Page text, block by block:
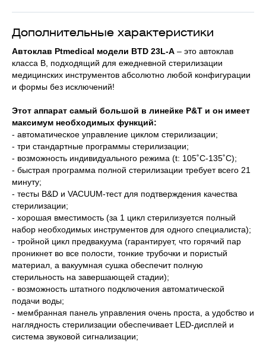
Дополнительные характеристики
Автоклав Ptmedical модели BTD 23L-A – это автоклав
класса B, подходящий для ежедневной стерилизации
медицинских инструментов абсолютно любой конфигурации
и формы без исключений!
Этот аппарат самый большой в линейке P&T и он имеет
максимум необходимых функций:
- автоматическое управление циклом стерилизации;
- три стандартные программы стерилизации;
- возможность индивидуального режима (t: 105˚С-135˚С);
- быстрая программа полной стерилизации требует всего 21
минуту;
- тесты B&D и VACUUM-тест для подтверждения качества
стерилизации;
- хорошая вместимость (за 1 цикл стерилизуется полный
набор необходимых инструментов для одного специалиста);
- тройной цикл предвакуума (гарантирует, что горячий пар
проникнет во все полости, тонкие трубочки и пористый
материал, а вакуумная сушка обеспечит полную
стерильность на завершающей стадии);
- возможность штатного подключения автоматической
подачи воды;
- мембранная панель управления очень проста, а удобство и
наглядность стерилизации обеспечивает LED-дисплей и
система звуковой сигнализации;